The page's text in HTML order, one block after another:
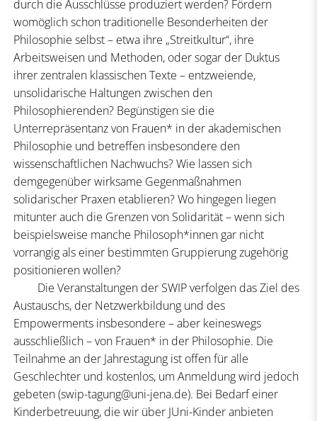
durch die Ausschlüsse produziert werden? Fördern
womöglich schon traditionelle Besonderheiten der
Philosophie selbst – etwa ihre „Streitkultur“, ihre
Arbeitsweisen und Methoden, oder sogar der Duktus
ihrer zentralen klassischen Texte – entzweiende,
unsolidarische Haltungen zwischen den
Philosophierenden? Begünstigen sie die
Unterrepräsentanz von Frauen* in der akademischen
Philosophie und betreffen insbesondere den
wissenschaftlichen Nachwuchs? Wie lassen sich
demgegenüber wirksame Gegenmaßnahmen
solidarischer Praxen etablieren? Wo hingegen liegen
mitunter auch die Grenzen von Solidarität – wenn sich
beispielsweise manche Philosoph*innen gar nicht
vorrangig als einer bestimmten Gruppierung zugehörig
positionieren wollen?
Die Veranstaltungen der SWIP verfolgen das Ziel des
Austauschs, der Netzwerkbildung und des
Empowerments insbesondere – aber keineswegs
ausschließlich – von Frauen* in der Philosophie. Die
Teilnahme an der Jahrestagung ist offen für alle
Geschlechter und kostenlos, um Anmeldung wird jedoch
gebeten (swip-tagung@uni-jena.de). Bei Bedarf einer
Kinderbetreuung, die wir über JUni-Kinder anbieten